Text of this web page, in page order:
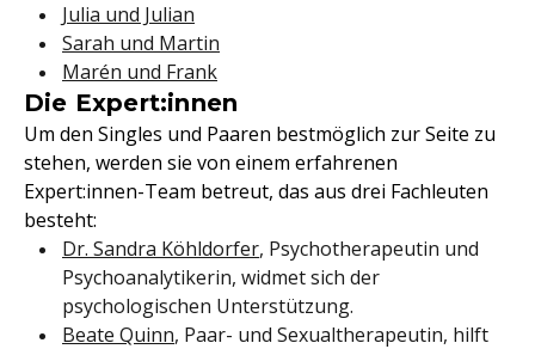
Julia und Julian
Sarah und Martin
Marén und Frank
Die Expert:innen
Um den Singles und Paaren bestmöglich zur Seite zu
stehen, werden sie von einem erfahrenen
Expert:innen-Team betreut, das aus drei Fachleuten
besteht:
Dr. Sandra Köhldorfer, Psychotherapeutin und
Psychoanalytikerin, widmet sich der
psychologischen Unterstützung.
Beate Quinn, Paar- und Sexualtherapeutin, hilft